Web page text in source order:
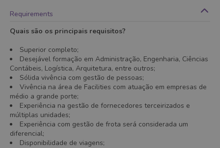
Requirements
Quais são os principais requisitos?
Superior completo;
Desejável formação em Administração, Engenharia, Ciências
Contábeis, Logística, Arquitetura, entre outros;
Sólida vivência com gestão de pessoas;
Vivência na área de Facilities com atuação em empresas de
médio a grande porte;
Experiência na gestão de fornecedores terceirizados e
múltiplas unidades;
Experiência com gestão de frota será considerada um
diferencial;
Disponibilidade de viagens;